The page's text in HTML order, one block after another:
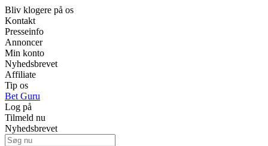
Bliv klogere på os
Kontakt
Presseinfo
Annoncer
Min konto
Nyhedsbrevet
Affiliate
Tip os
Bet Guru
Log på
Tilmeld nu
Nyhedsbrevet